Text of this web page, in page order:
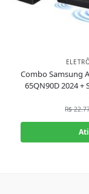
Combo Samsung
65QN90D 2024 +
R$